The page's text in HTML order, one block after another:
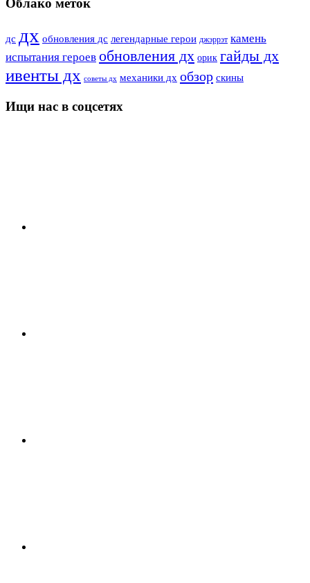
Облако меток
дс дх обновления дс легендарные герои джэррэт камень
испытания героев обновления дх орик гайды дх
ивенты дх советы дх механики дх обзор скины
Ищи нас в соцсетях